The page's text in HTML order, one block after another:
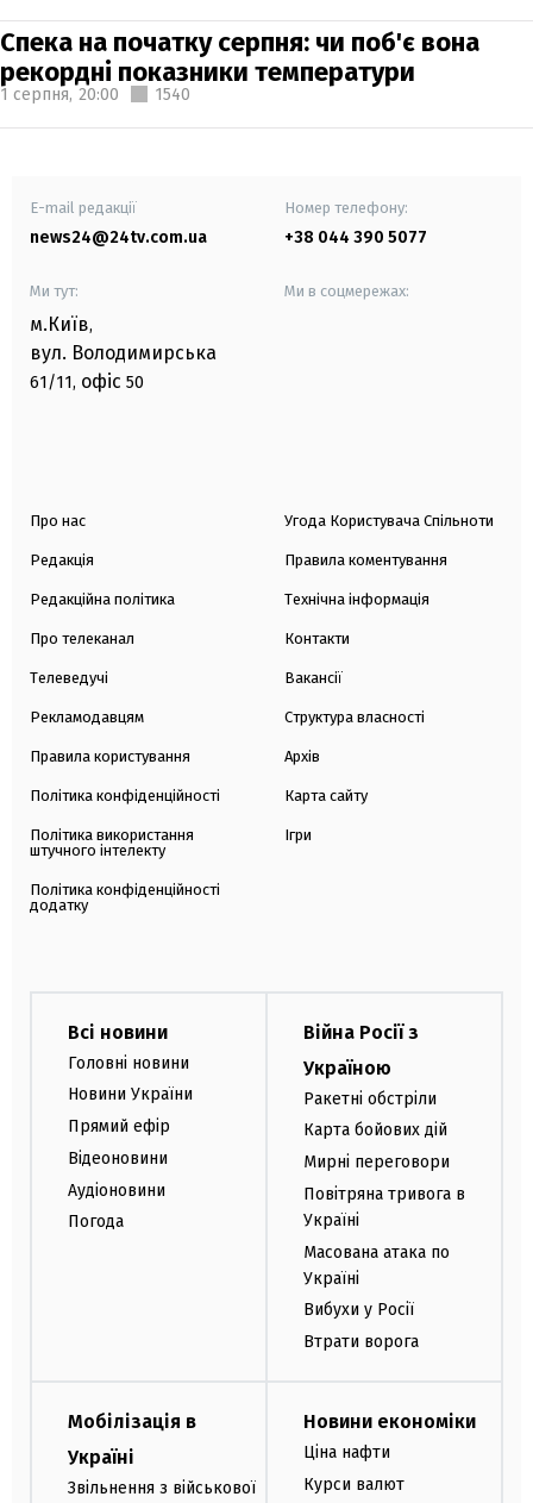
Спека на початку серпня: чи поб'є вона
рекордні показники температури
1 серпня, 20:00 1540
E-mail редакції
news24@24tv.com.ua
Номер телефону:
+38 044 390 5077
Ми тут:
м.Київ,
вул. Володимирська
61/11, офіс 50
Ми в соцмережах:
Про нас
Редакція
Редакційна політика
Про телеканал
Телеведучі
Рекламодавцям
Правила користування
Політика конфіденційності
Політика використання
штучного інтелекту
Політика конфіденційності
додатку
Угода Користувача Спільноти
Правила коментування
Технічна інформація
Контакти
Вакансії
Структура власності
Архів
Карта сайту
Ігри
Всі новини
Головні новини
Новини України
Прямий ефір
Відеоновини
Аудіоновини
Погода
Війна Росії з
Україною
Ракетні обстріли
Карта бойових дій
Мирні переговори
Повітряна тривога в
Україні
Масована атака по
Україні
Вибухи у Росії
Втрати ворога
Мобілізація в
Україні
Звільнення з військової
Новини економіки
Ціна нафти
Курси валют